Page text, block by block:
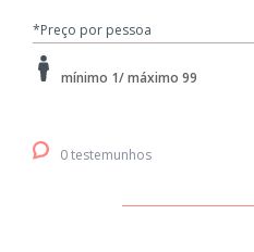
*Preço por pessoa
mínimo 1/ máximo 99
0 testemunhos